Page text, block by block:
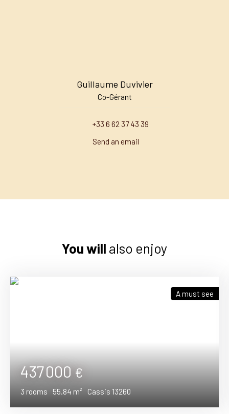
Guillaume Duvivier
Co-Gérant
+33 6 62 37 43 39
Send an email
You will also enjoy
437 000€
3 rooms 55.84 m² Cassis 13260
A must see